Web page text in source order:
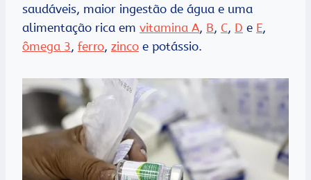
saudáveis, maior ingestão de água e uma
alimentação rica em vitamina A, B, C, D e E,
ômega 3, ferro, zinco e potássio.